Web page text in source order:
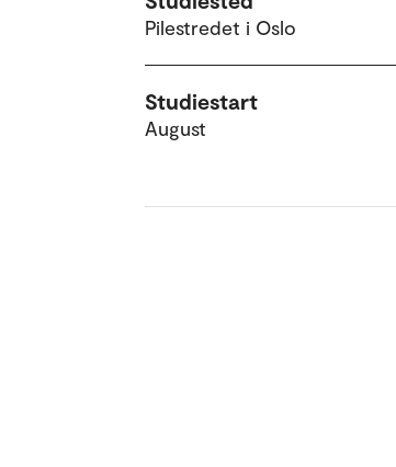
Pilestredet i Oslo
Studiestart
August